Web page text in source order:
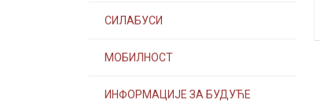
СИЛАБУСИ
МОБИЛНОСТ
ИНФОРМАЦИЈЕ ЗА БУДУЋЕ